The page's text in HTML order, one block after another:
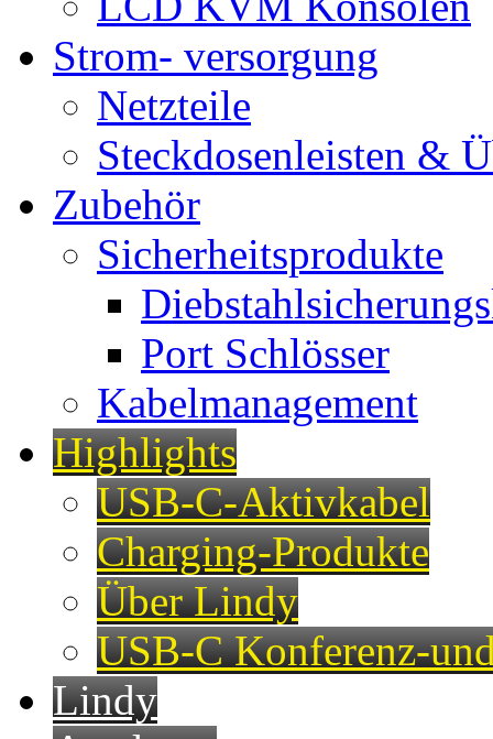
Strom- versorgung
Netzteile
Steckdosenleisten &
Zubehör
Sicherheitsprodukte
Port Schlösser
Kabelmanagement
Highlights
USB-C-Aktivkabel
Charging-Produkte
Über Lindy
USB-C Konferenz-
Lindy